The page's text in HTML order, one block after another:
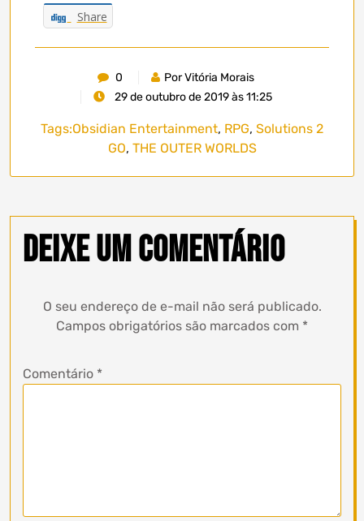
Share
0
Por Vitória Morais
29 de outubro de 2019 às 11:25
Tags:Obsidian Entertainment, RPG, Solutions 2
GO, THE OUTER WORLDS
Deixe um comentário
O seu endereço de e-mail não será publicado.
Campos obrigatórios são marcados com *
Comentário *